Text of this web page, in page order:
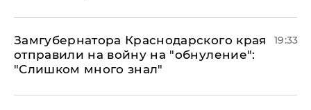
Замгубернатора Краснодарского края
отправили на войну на "обнуление":
"Слишком много знал"
19:33